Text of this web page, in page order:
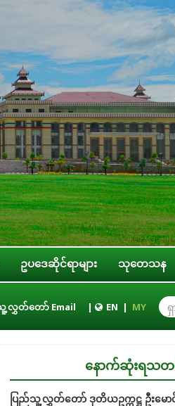
ဥပဒေဆိုင်ရာများ သုတေသန
ည်ထောင်စုအဆင့် အဖွဲ့အစည်းများ၊ ဝန်က
လွှတ်တော် Email | EN | MY
နောက်ဆုံးရသတင်
ပြည်သူ့လွှတ်တော် ဒုတိယဥက္ကဋ္ဌ ဦးမော